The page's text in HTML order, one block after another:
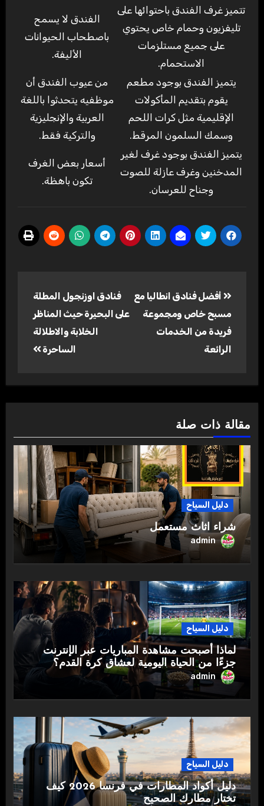
تتميز غرف الفندق باحتوائها على
تليفزيون وحمام خاص يحتوي
على جميع مستلزمات
الاستحمام.
الفندق لا يسمح
باصطحاب الحيوانات
الأليفة.
يتميز الفندق بوجود مطعم
يقوم بتقديم المأكولات
الإقليمية مثل كرات اللحم
وسمك السلمون المرقط.
من عيوب الفندق أن
موظفيه يتحدثوا باللغة
العربية والإنجليزية
والتركية فقط.
يتميز الفندق بوجود غرف لغير
المدخنين وغرف عازلة للصوت
وجناح للعرسان.
أسعار بعض الغرف
تكون باهظة.
المقالات
أفضل فنادق انطاليا مع
مسبح خاص ومجموعة
فريدة من الخدمات
الرائعة
فنادق اوزنجول المطلة
على البحيرة حيث المناظر
الخلابة والاطلالة
الساحرة
مقالة ذات صلة
دليل السياح
شراء اثاث مستعمل
admin
دليل السياح
لماذا أصبحت مشاهدة المباريات عبر الإنترنت
جزءًا من الحياة اليومية لعشاق كرة القدم؟
admin
دليل السياح
دليل أكواد المطارات في فرنسا 2026 كيف
تختار مطارك الصحيح